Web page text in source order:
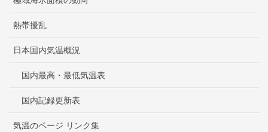
熱帯擾乱
日本国内気温概況
国内最高・最低気温表
国内記録更新表
気温のページ リンク集